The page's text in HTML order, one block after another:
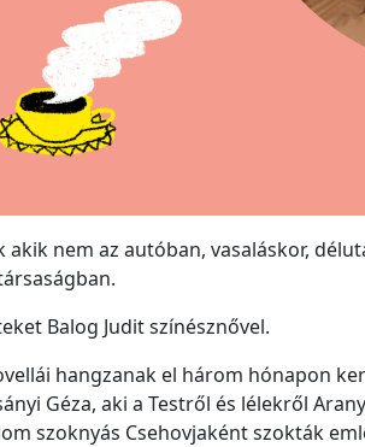
akik nem az autóban, vasaláskor,
Balog Judit színésznővel.
hangzanak el három hónapon
Géza, aki a Testről és lélekről
szoknyás Csehovjaként szokták